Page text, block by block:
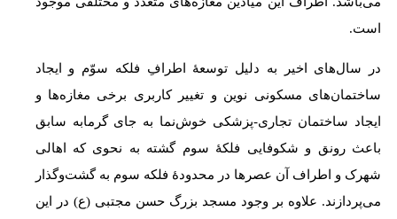
است.
در سال‌های اخیر به دلیل توسعهٔ اطرافِ فلکه سوّم و ایجاد
ساختمان‌های مسکونی نوین و تغییر کاربری برخی مغازه‌ها و
ایجاد ساختمان تجاری-پزشکی خوش‌نما به جای گرمابه سابق
باعث رونق و شکوفایی فلکهٔ سوم گشته به نحوی که اهالی
شهرک و اطراف آن عصرها در محدودهٔ فلکه سوم به گشت‌وگذار
می‌پردازند. علاوه بر وجود مسجد بزرگ حسن مجتبی (ع) در این